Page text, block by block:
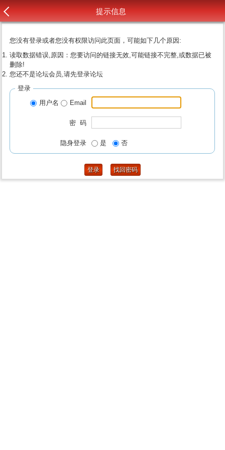
提示信息
您没有登录或者您没有权限访问此页面，可能如下几个原因:
读取数据错误,原因：您要访问的链接无效,可能链接不完整,或数据已被
删除!
您还不是论坛会员,请先登录论坛
登录
用户名
Email
密 码
隐身登录 是 否